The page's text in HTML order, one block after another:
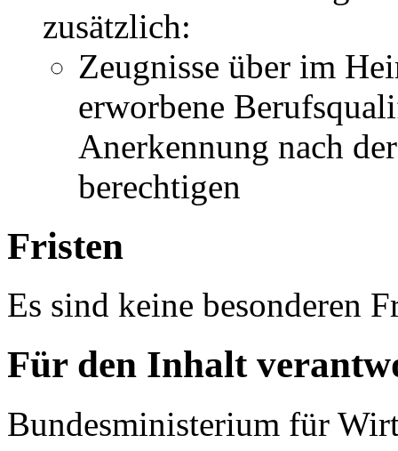
zusätzlich:
Zeugnisse über im
erworbene
Anerkennung nach
berechtigen
Fristen
Es sind keine besonderen
Für den Inhalt
Bundesministerium für